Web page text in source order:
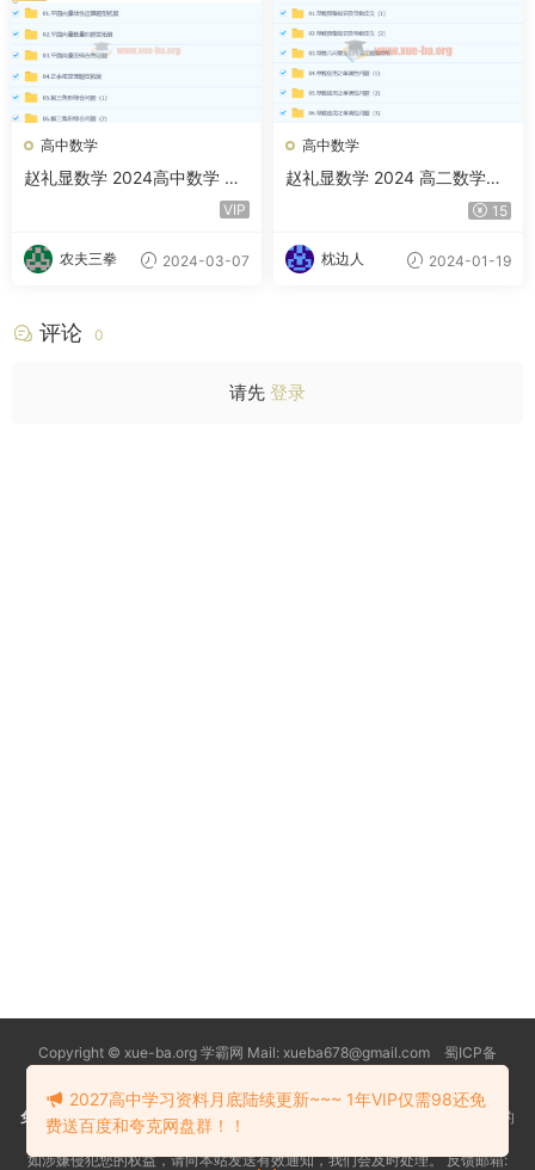
高中数学
赵礼显数学 2024高中数学 高
VIP
农夫三拳 2024-03-07
高中数学
赵礼显数学 2024 高二数学寒
15
枕边人 2024-01-19
评论 0
请先 登录
Copyright © xue-ba.org 学霸网 Mail: xueba678@gmail.com 蜀ICP备
常见问题
更新日志 忘记密码本站推荐浏览器：Edge浏览器
免责声明 ：本站资源均搜索自互联网和网友分享,仅供大家学习交流,不对资料的
真实性和安全性负责！
如涉嫌侵犯您的权益，请向本站发送有效通知，我们会及时处理。 反馈邮箱:
2027高中学习资料月底陆续更新~~~ 1年VIP仅需98还免
费送百度和夸克网盘群！！